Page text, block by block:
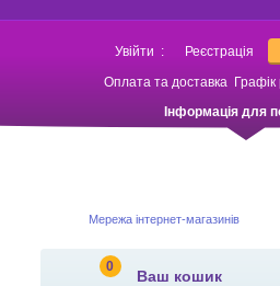
Увійти : Реєстрація
Оплата та доставка
Інформація для
Мережа інтернет-магазинів
0
Ваш кошик